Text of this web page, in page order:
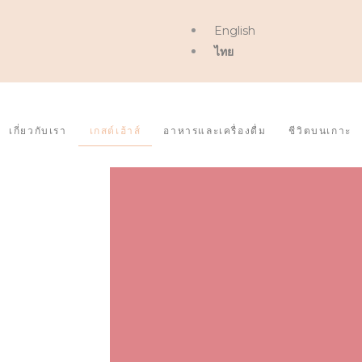
English
ไทย
เกี่ยวกับเรา เกสต์เฮ้าส์ อาหารและเครื่องดื่ม ชีวิตบนเกาะ